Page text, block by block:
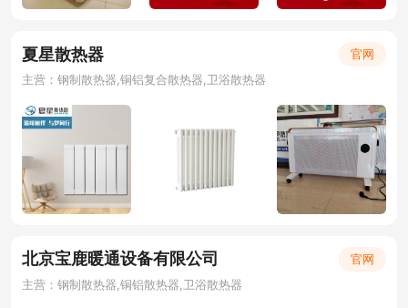
夏星散热器
官网
主营：钢制散热器,铜铝复合散热器,卫浴散热器
北京宝鹿暖通设备有限公司
官网
主营：钢制散热器,铜铝散热器,卫浴散热器